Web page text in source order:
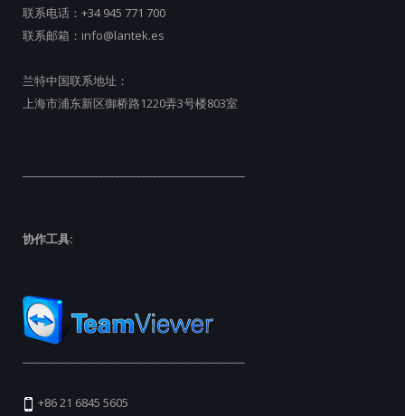
联系电话： +34 945 771 700
联系邮箱： info@lantek.es
兰特中国联系地址：
上海市浦东新区御桥路1220弄3号楼803室
协作工具:
+86 21 6845 5605